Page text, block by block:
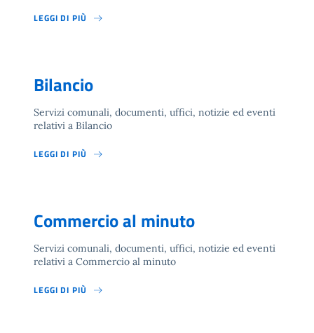
LEGGI DI PIÙ
Bilancio
Servizi comunali, documenti, uffici, notizie ed eventi
relativi a Bilancio
LEGGI DI PIÙ
Commercio al minuto
Servizi comunali, documenti, uffici, notizie ed eventi
relativi a Commercio al minuto
LEGGI DI PIÙ